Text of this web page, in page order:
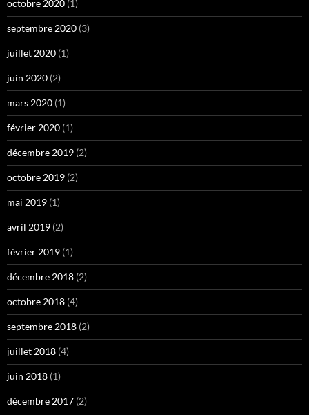
octobre 2020 (1)
septembre 2020 (3)
juillet 2020 (1)
juin 2020 (2)
mars 2020 (1)
février 2020 (1)
décembre 2019 (2)
octobre 2019 (2)
mai 2019 (1)
avril 2019 (2)
février 2019 (1)
décembre 2018 (2)
octobre 2018 (4)
septembre 2018 (2)
juillet 2018 (4)
juin 2018 (1)
décembre 2017 (2)